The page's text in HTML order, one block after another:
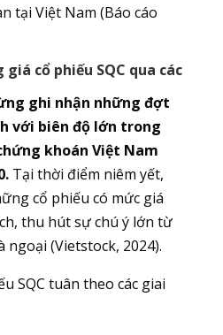
tại Việt Nam (Báo cáo
giá cổ phiếu SQC qua các
ghi nhận những đợt
với biên độ lớn trong
khoán Việt Nam
Tại thời điểm niêm yết,
cổ phiếu có mức giá
thu hút sự chú ý lớn từ
ngoại (Vietstock, 2024).
SQC tuân theo các giai